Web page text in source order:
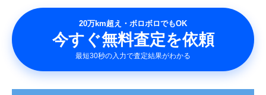
20万km超え・ボロボロでもOK
今すぐ無料査定を依頼
最短30秒の入力で査定結果がわかる